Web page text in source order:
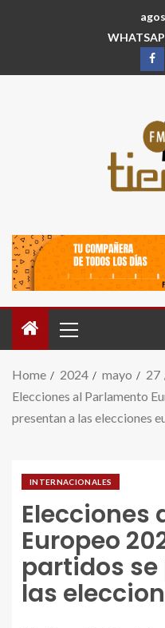
Home 2024 mayo
27
Elecciones al Parlamento
presentan a las elecciones
INTERNACIONALES
Elecciones
Europeo
partidos
las